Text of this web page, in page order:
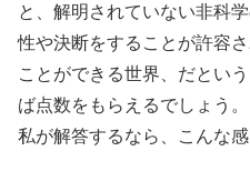
と、解明されていない非科
性や決断をすることが許容
ことができる世界、だとい
ば点数をもらえるでしょう。
私が解答するなら、こんな感